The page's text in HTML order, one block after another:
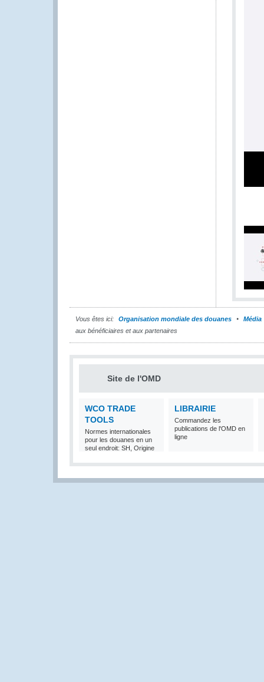
Vous êtes ici: Organisation mondiale des douanes
Média
aux bénéficiaires et aux partenaires
Site de l'OMD
WCO TRADE
TOOLS
Normes internationales
pour les douanes en un
seul endroit: SH, Origine
LIBRAIRIE
Commandez les
publications de l'OMD en
ligne